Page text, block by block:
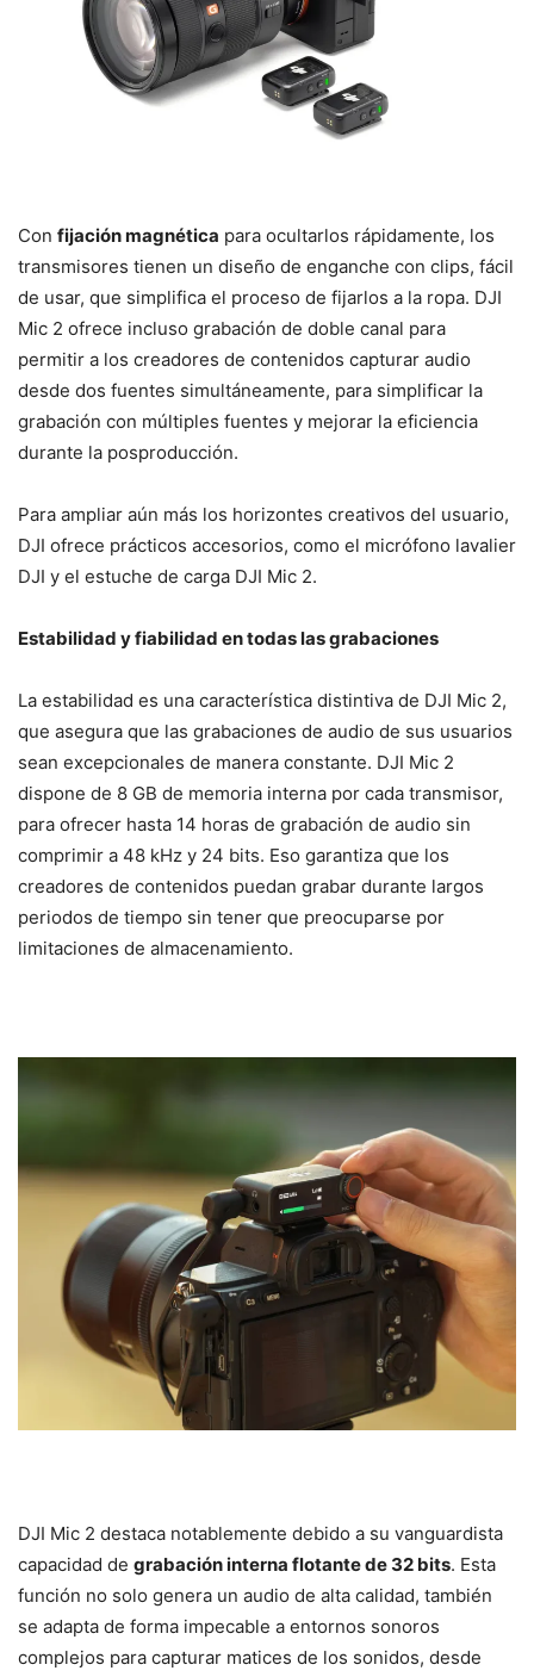
Con fijación magnética para ocultarlos rápidamente, los
transmisores tienen un diseño de enganche con clips, fácil
de usar, que simplifica el proceso de fijarlos a la ropa. DJI
Mic 2 ofrece incluso grabación de doble canal para
permitir a los creadores de contenidos capturar audio
desde dos fuentes simultáneamente, para simplificar la
grabación con múltiples fuentes y mejorar la eficiencia
durante la posproducción.
Para ampliar aún más los horizontes creativos del usuario,
DJI ofrece prácticos accesorios, como el micrófono lavalier
DJI y el estuche de carga DJI Mic 2.
Estabilidad y fiabilidad en todas las grabaciones
La estabilidad es una característica distintiva de DJI Mic 2,
que asegura que las grabaciones de audio de sus usuarios
sean excepcionales de manera constante. DJI Mic 2
dispone de 8 GB de memoria interna por cada transmisor,
para ofrecer hasta 14 horas de grabación de audio sin
comprimir a 48 kHz y 24 bits. Eso garantiza que los
creadores de contenidos puedan grabar durante largos
periodos de tiempo sin tener que preocuparse por
limitaciones de almacenamiento.
DJI Mic 2 destaca notablemente debido a su vanguardista
capacidad de grabación interna flotante de 32 bits. Esta
función no solo genera un audio de alta calidad, también
se adapta de forma impecable a entornos sonoros
complejos para capturar matices de los sonidos, desde